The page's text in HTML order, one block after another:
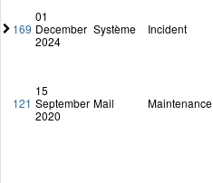
169
01
December
2024
Système Incident
121
15
September
2020
Mail Maintenance